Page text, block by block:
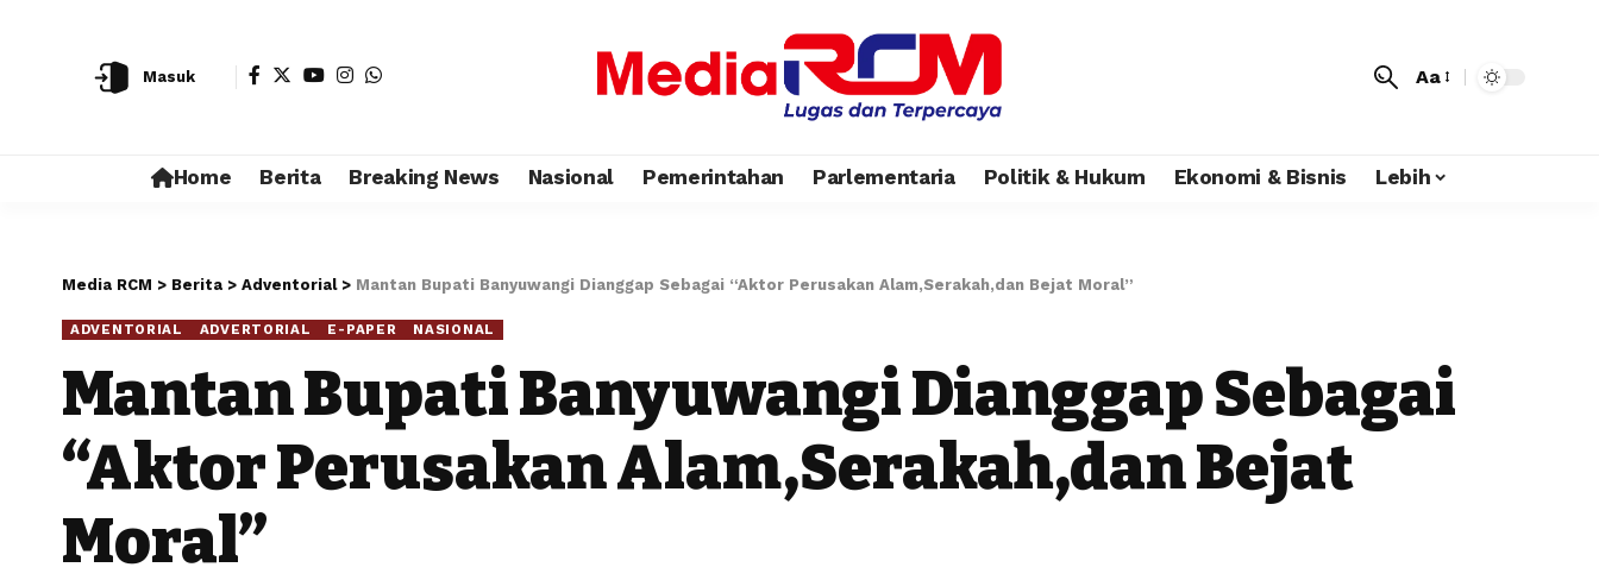
Masuk Aa
Home Berita Breaking News Nasional Pemerintahan Parlementaria Politik & Hukum Ekonomi & Bisnis Lebih
Media RCM > Berita > Adventorial> Mantan Bupati Banyuwangi Dianggap Sebagai “Aktor Perusakan Alam,Serakah,dan Bejat Moral”
ADVENTORIAL ADVERTORIAL E-PAPER NASIONAL
Mantan Bupati Banyuwangi Dianggap Sebagai
“Aktor Perusakan Alam,Serakah,dan Bejat
Moral”